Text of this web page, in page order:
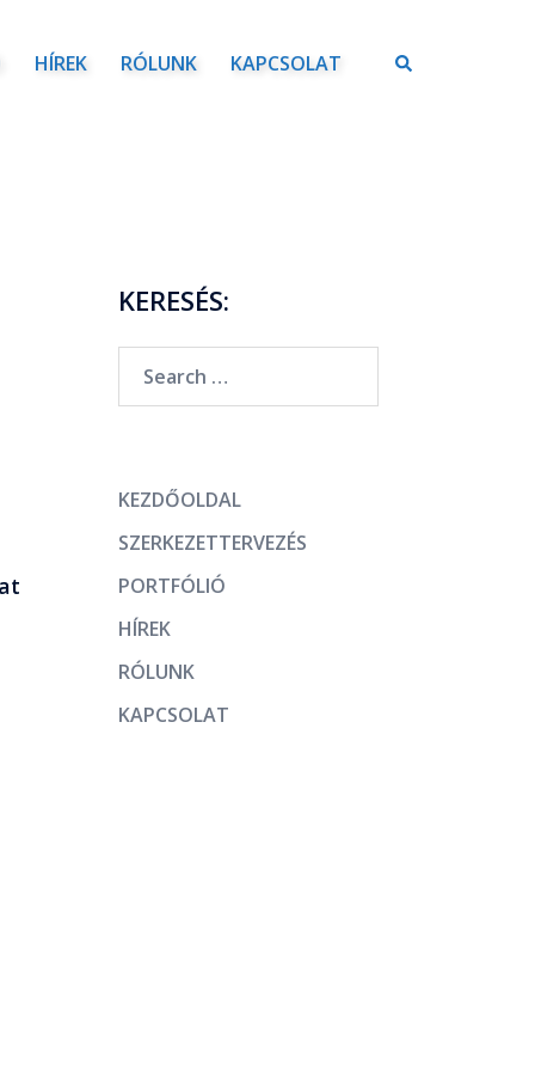
HÍREK RÓLUNK KAPCSOLAT
KERESÉS:
KEZDŐOLDAL
SZERKEZETTERVEZÉS
PORTFÓLIÓ
HÍREK
RÓLUNK
KAPCSOLAT